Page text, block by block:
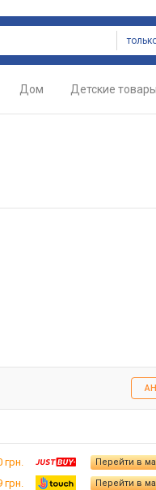
Дом Детские товары
грн. Перейти в
грн. Перейти в